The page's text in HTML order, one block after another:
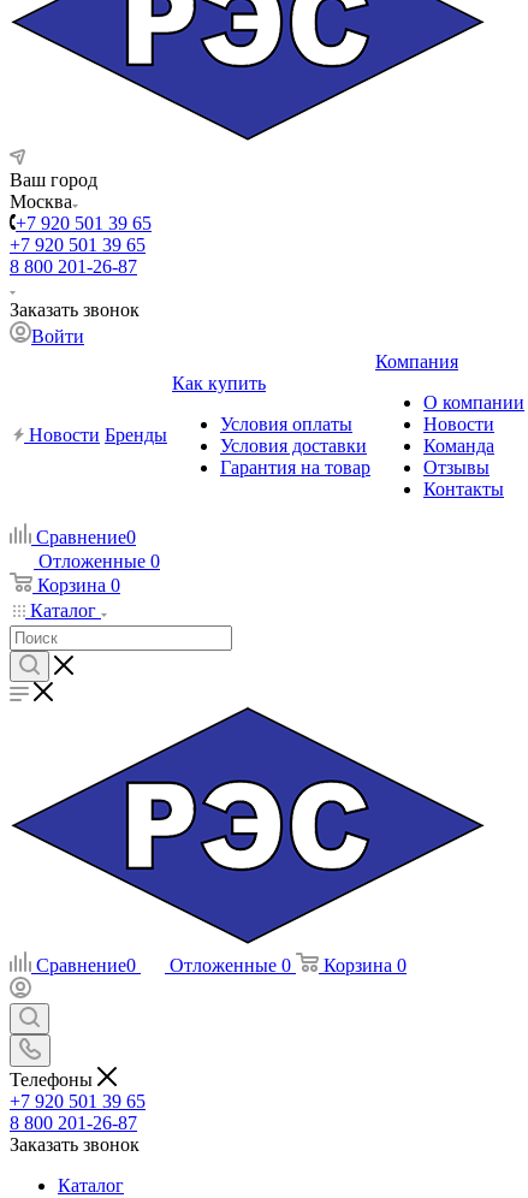
Ваш город
Москва
+7 920 501 39 65
+7 920 501 39 65
8 800 201-26-87
Заказать звонок
Войти
Новости Бренды
Как купить
Условия оплаты
Условия доставки
Гарантия на товар
Компания
О компании
Новости
Команда
Отзывы
Контакты
Сравнение0
Отложенные 0
Корзина 0
Каталог
Сравнение0 Отложенные 0 Корзина 0
Телефоны
+7 920 501 39 65
8 800 201-26-87
Заказать звонок
Каталог